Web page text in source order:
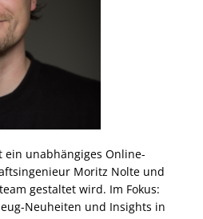
ein unabhängiges Online-
Moritz Nolte und
gestaltet wird. Im Fokus:
Neuheiten und Insights in